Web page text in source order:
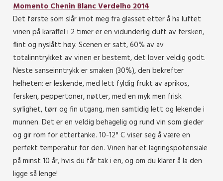
Momento Chenin Blanc Verdelho 2014
Det første som slår imot meg fra glasset etter å ha luftet
vinen på karaffel i 2 timer er en vidunderlig duft av fersken,
flint og nyslått høy. Scenen er satt, 60% av av
totalinntrykket av vinen er bestemt, det lover veldig godt.
Neste sanseinntrykk er smaken (30%), den bekrefter
helheten: er leskende, med lett fyldig frukt av aprikos,
fersken, peppertoner, nøtter, med en myk men frisk
syrlighet, tørr og fin utgang, men samtidig lett og lekende i
munnen. Det er en veldig behagelig og rund vin som gleder
og gir rom for ettertanke. 10-12° C viser seg å være en
perfekt temperatur for den. Vinen har et lagringspotensiale
på minst 10 år, hvis du får tak i en, og om du klarer å la den
ligge så lenge!